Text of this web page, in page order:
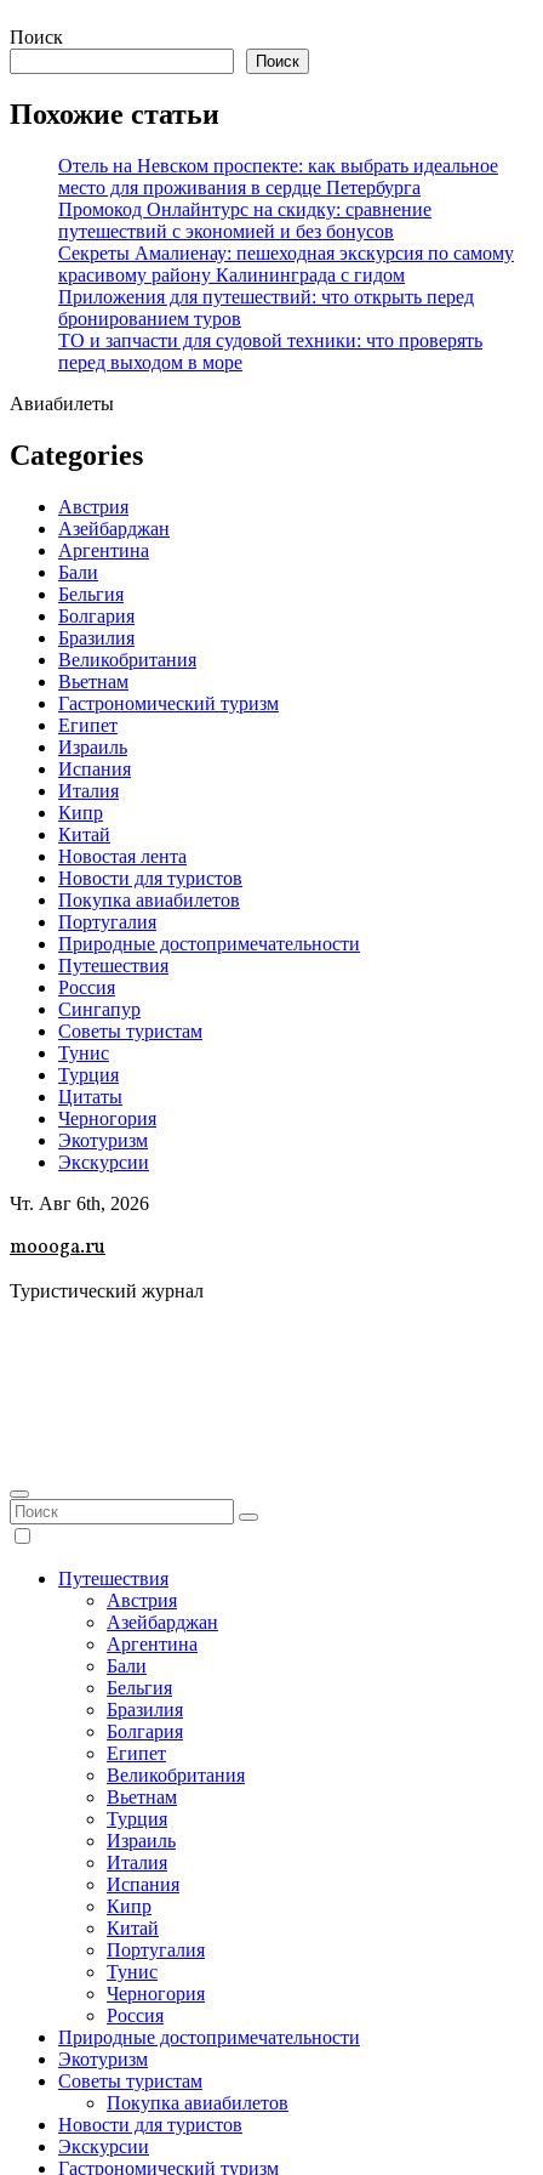
Перейти
содержимому
Поиск
Поиск
Похожие статьи
Отель на Невском проспекте: как выбрать идеальное
место для проживания в сердце Петербурга
Промокод Онлайнтурс на скидку: сравнение
путешествий с экономией и без бонусов
Секреты Амалиенау: пешеходная экскурсия по самому
красивому району Калининграда с гидом
Приложения для путешествий: что открыть перед
бронированием туров
ТО и запчасти для судовой техники: что проверять
перед выходом в море
Авиабилеты
Categories
Австрия
Азейбарджан
Аргентина
Бали
Бельгия
Болгария
Бразилия
Великобритания
Вьетнам
Гастрономический туризм
Египет
Израиль
Испания
Италия
Кипр
Китай
Новостая лента
Новости для туристов
Покупка авиабилетов
Португалия
Природные достопримечательности
Путешествия
Россия
Сингапур
Советы туристам
Тунис
Турция
Цитаты
Черногория
Экотуризм
Экскурсии
Чт. Авг 6th, 2026
moooga.ru
Туристический журнал
Путешествия
Австрия
Азейбарджан
Аргентина
Бали
Бельгия
Бразилия
Болгария
Египет
Великобритания
Вьетнам
Турция
Израиль
Италия
Испания
Кипр
Китай
Португалия
Тунис
Черногория
Россия
Природные достопримечательности
Экотуризм
Советы туристам
Покупка авиабилетов
Новости для туристов
Экскурсии
Гастрономический туризм